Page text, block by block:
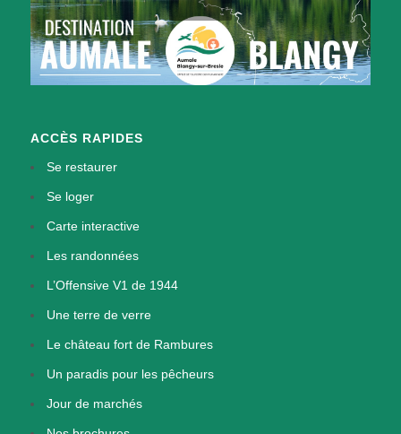
ACCÈS RAPIDES
Se restaurer
Se loger
Carte interactive
Les randonnées
L’Offensive V1 de 1944
Une terre de verre
Le château fort de Rambures
Un paradis pour les pêcheurs
Jour de marchés